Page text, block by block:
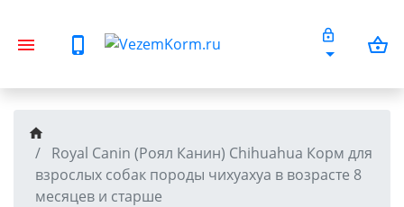
Royal Canin (Роял Канин) Chihuahua Корм для
взрослых собак породы чихуахуа в возрасте 8
месяцев и старше